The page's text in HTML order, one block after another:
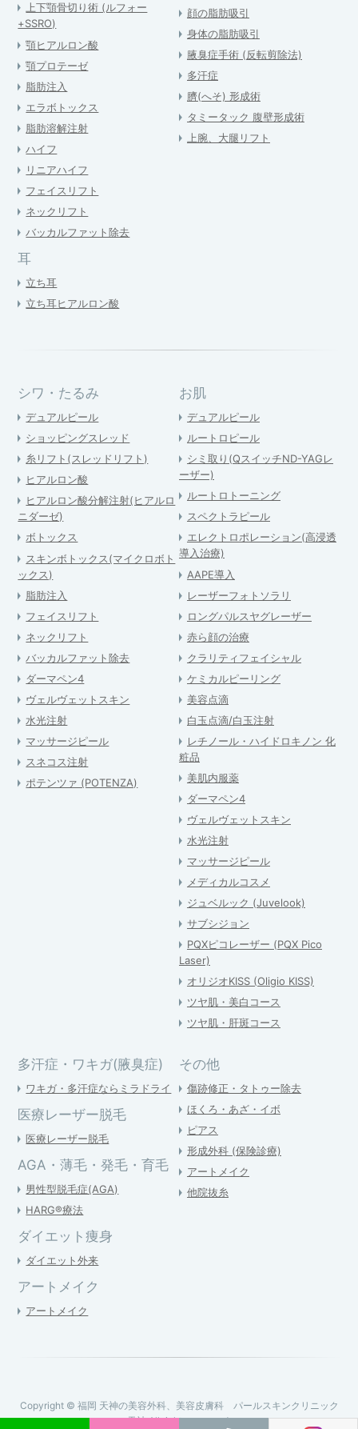
上下顎骨切り術 (ルフォー
+SSRO)
顎ヒアルロン酸
顎プロテーゼ
脂肪注入
エラボトックス
脂肪溶解注射
ハイフ
リニアハイフ
フェイスリフト
ネックリフト
バッカルファット除去
耳
立ち耳
立ち耳ヒアルロン酸
顔の脂肪吸引
身体の脂肪吸引
腋臭症手術 (反転剪除法)
多汗症
臍(へそ) 形成術
タミータック 腹壁形成術
上腕、大腿リフト
シワ・たるみ
デュアルピール
ショッピングスレッド
糸リフト(スレッドリフト)
ヒアルロン酸
ヒアルロン酸分解注射(ヒアルロ
ニダーゼ)
ボトックス
スキンボトックス(マイクロボト
ックス)
脂肪注入
フェイスリフト
ネックリフト
バッカルファット除去
ダーマペン4
ヴェルヴェットスキン
水光注射
マッサージピール
スネコス注射
ポテンツァ (POTENZA)
お肌
デュアルピール
ルートロピール
シミ取り(QスイッチND-YAGレ
ーザー)
ルートロトーニング
スペクトラピール
エレクトロポレーション(高浸透
導入治療)
AAPE導入
レーザーフォトソラリ
ロングパルスヤグレーザー
赤ら顔の治療
クラリティフェイシャル
ケミカルピーリング
美容点滴
白玉点滴/白玉注射
レチノール・ハイドロキノン 化
粧品
美肌内服薬
ダーマペン4
ヴェルヴェットスキン
水光注射
マッサージピール
メディカルコスメ
ジュベルック (Juvelook)
サブシジョン
PQXピコレーザー (PQX Pico
Laser)
オリジオKISS (Oligio KISS)
ツヤ肌・美白コース
ツヤ肌・肝斑コース
多汗症・ワキガ(腋臭症)
ワキガ・多汗症ならミラドライ
医療レーザー脱毛
医療レーザー脱毛
AGA・薄毛・発毛・育毛
男性型脱毛症(AGA)
HARG®療法
ダイエット痩身
ダイエット外来
アートメイク
アートメイク
その他
傷跡修正・タトゥー除去
ほくろ・あざ・イボ
ピアス
形成外科 (保険診療)
アートメイク
他院抜糸
Copyright © 福岡 天神の美容外科、美容皮膚科 パールスキンクリニック
天神 All rights reserved.